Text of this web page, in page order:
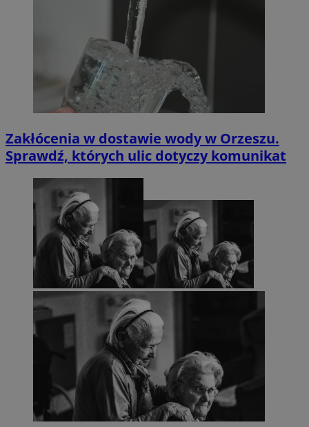
Zakłócenia w dostawie wody w Orzeszu.
Sprawdź, których ulic dotyczy komunikat